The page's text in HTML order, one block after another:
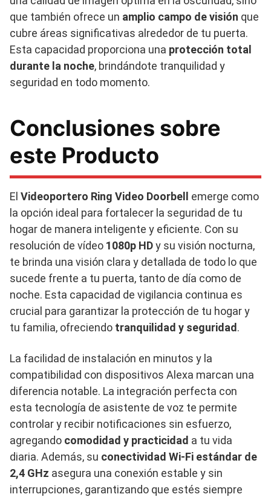
que también ofrece un amplio campo de visión que
cubre áreas significativas alrededor de tu puerta.
Esta capacidad proporciona una protección total
durante la noche, brindándote tranquilidad y
seguridad en todo momento.
Conclusiones sobre
este Producto
El Videoportero Ring Video Doorbell
emerge como
la opción ideal para fortalecer la seguridad de tu
hogar de manera inteligente y eficiente. Con su
resolución de vídeo 1080p HDy su visión nocturna,
te brinda una visión clara y detallada de todo lo que
sucede frente a tu puerta, tanto de día como de
noche. Esta capacidad de vigilancia continua es
crucial para garantizar la protección de tu hogar y
tu familia, ofreciendo tranquilidad y seguridad.
La facilidad de instalación en minutos y la
compatibilidad con dispositivos Alexa marcan una
diferencia notable. La integración perfecta con
esta tecnología de asistente de voz te permite
controlar y recibir notificaciones sin esfuerzo,
agregando comodidad y practicidad a tu vida
diaria. Además, su conectividad Wi-Fi estándar de
2,4 GHz asegura una conexión estable y sin
interrupciones, garantizando que estés siempre